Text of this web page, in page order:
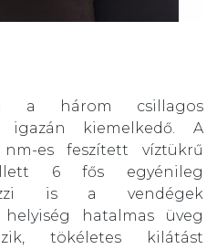
a három csillagos
igazán kiemelkedő. A
es feszített víztükrű
6 fős egyénileg
is a vendégek
hatalmas üveg
tökéletes kilátást